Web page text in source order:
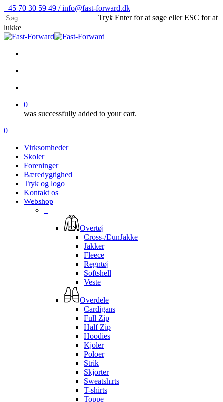
Skip
to
main
content
+45 70 30 59 49 / info@fast-forward.dk
Tryk Enter for at søge eller ESC for at
lukke
Close
0
was successfully added to your cart.
Menu
search
account
0
Virksomheder
Skoler
Foreninger
Bæredygtighed
Tryk og logo
Kontakt os
Webshop
–
Overtøj
Cross-/DunJakke
Jakker
Fleece
Regntøj
Softshell
Veste
Overdele
Cardigans
Full Zip
Half Zip
Hoodies
Kjoler
Poloer
Strik
Skjorter
Sweatshirts
T-shirts
Toppe